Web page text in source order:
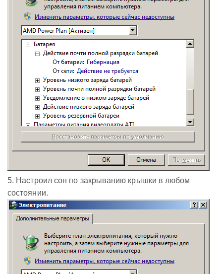
5. Настроил сон по закрыванию крышки в любом
состоянии.